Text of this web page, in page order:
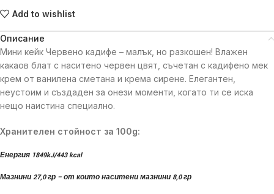
Add to wishlist
Описание
Мини кейк Червено кадифе – малък, но разкошен! Влажен
какаов блат с наситено червен цвят, съчетан с кадифено мек
крем от ванилена сметана и крема сирене. Елегантен,
неустоим и създаден за онези моменти, когато ти се иска
нещо наистина специално.
Хранителен стойност за 100g:
Енергия 1849kJ/443 kcal
Мазнини 27,0 гр – от които наситени мазнини 8,0 гр